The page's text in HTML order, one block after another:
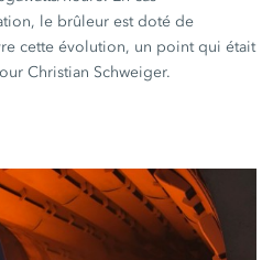
le brûleur est doté de
cette évolution, un point qui était
Christian Schweiger.